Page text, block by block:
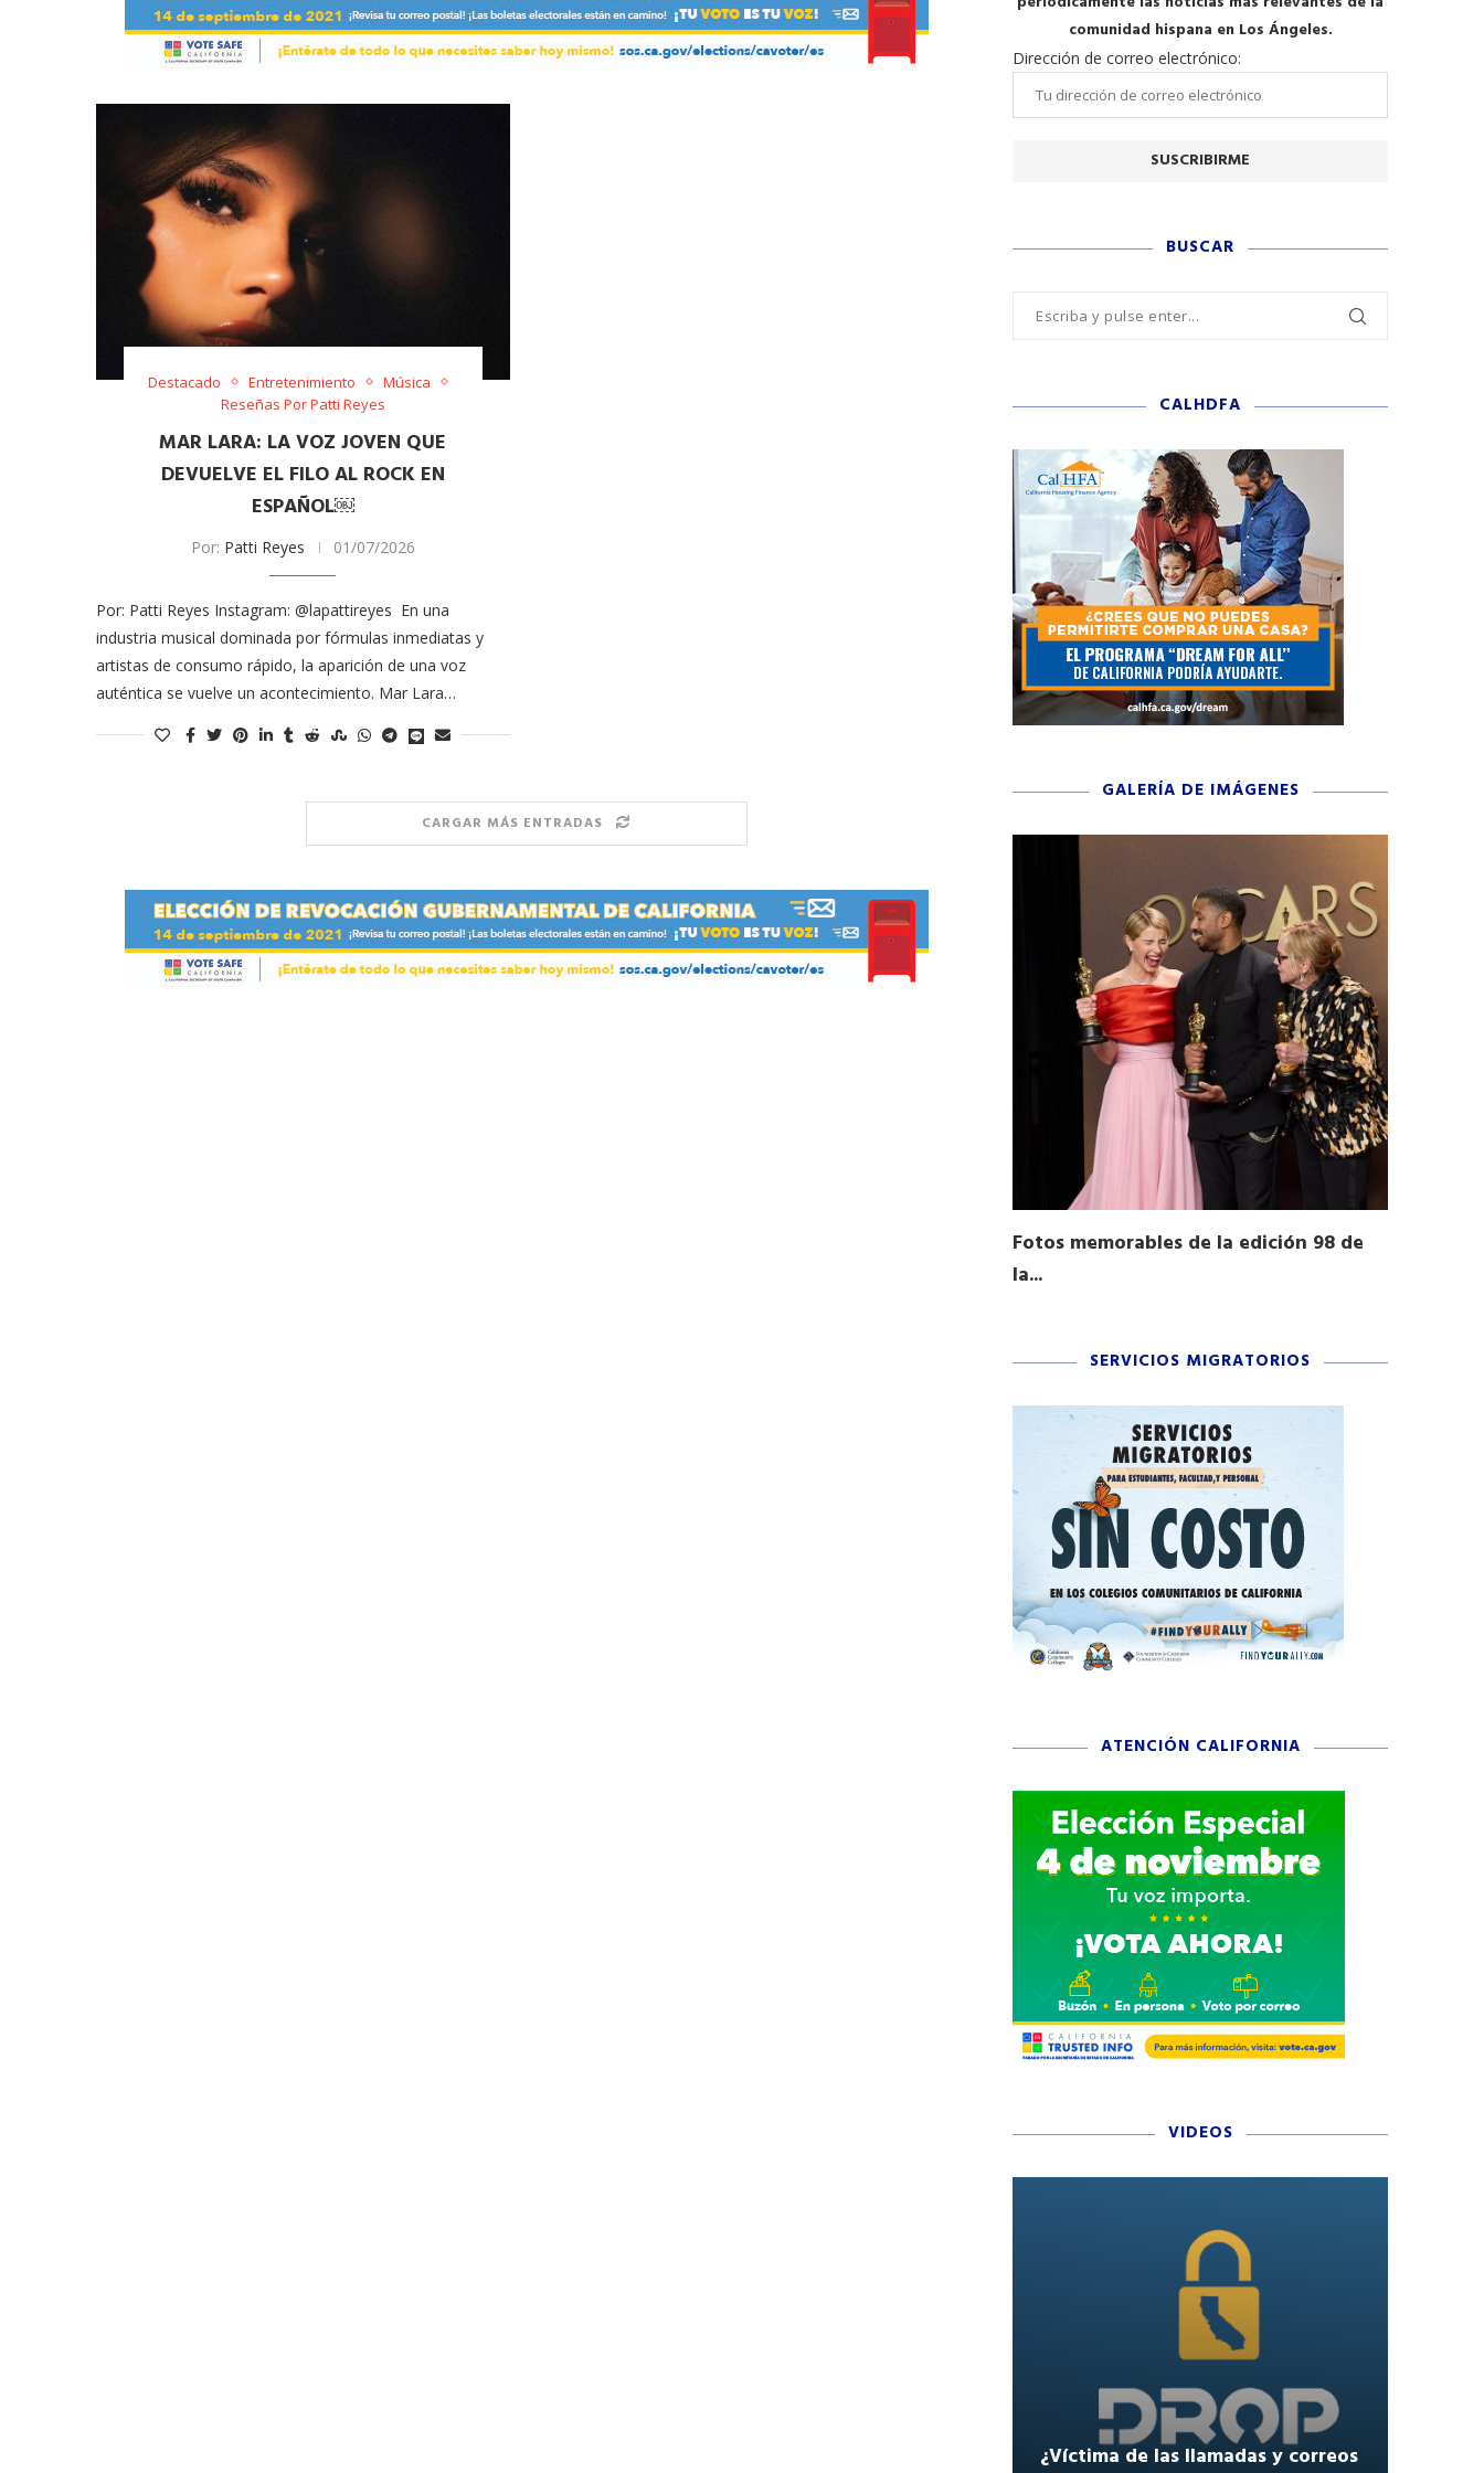
Destacado Entretenimiento
Música
Reseñas Por Patti Reyes
MAR LARA: LA VOZ JOVEN QUE
DEVUELVE EL FILO AL ROCK EN
ESPAÑOL￼
Por: Patti Reyes 01/07/2026
Por: Patti Reyes Instagram: @lapattireyes En una
industria musical dominada por fórmulas inmediatas y
artistas de consumo rápido, la aparición de una voz
auténtica se vuelve un acontecimiento. Mar Lara…
CARGAR MÁS ENTRADAS
comunidad hispana en Los Ángeles.
Dirección de correo electrónico:
BUSCAR
CALHDFA
GALERÍA DE IMÁGENES
Fotos memorables de la edición 98 de
la...
SERVICIOS MIGRATORIOS
ATENCIÓN CALIFORNIA
VIDEOS
¿Víctima de las llamadas y correos